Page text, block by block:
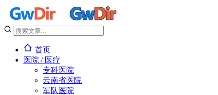
首页
医院 / 医疗
专科医院
云南省医院
军队医院